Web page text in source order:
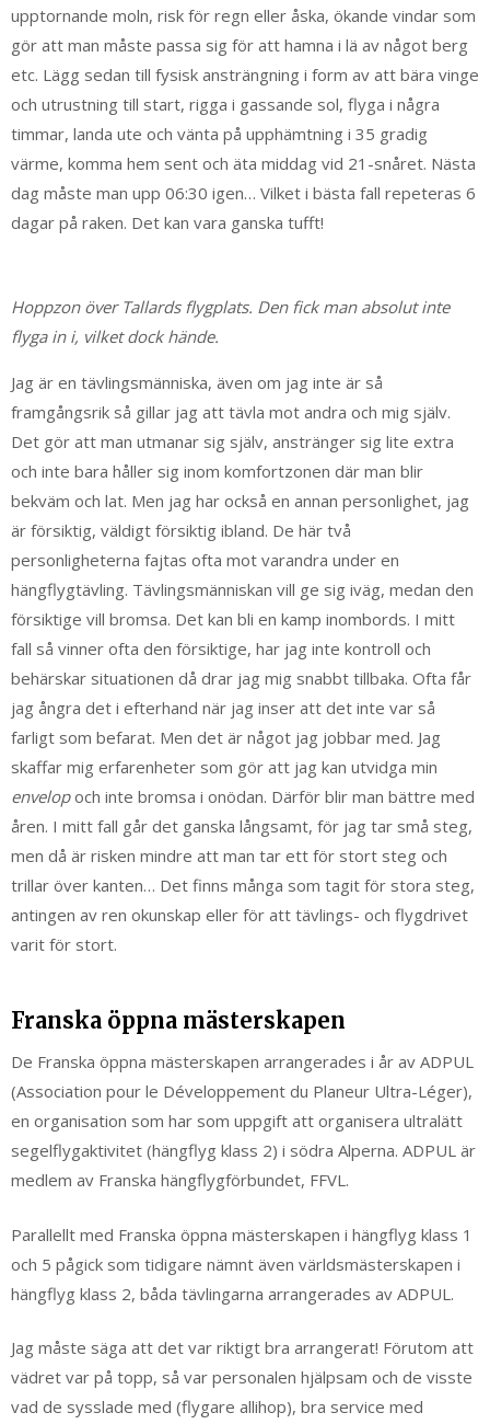
upptornande moln, risk för regn eller åska, ökande vindar som
gör att man måste passa sig för att hamna i lä av något berg
etc. Lägg sedan till fysisk ansträngning i form av att bära vinge
och utrustning till start, rigga i gassande sol, flyga i några
timmar, landa ute och vänta på upphämtning i 35 gradig
värme, komma hem sent och äta middag vid 21-snåret. Nästa
dag måste man upp 06:30 igen… Vilket i bästa fall repeteras 6
dagar på raken. Det kan vara ganska tufft!
Hoppzon över Tallards flygplats. Den fick man absolut inte
flyga in i, vilket dock hände.
Jag är en tävlingsmänniska, även om jag inte är så
framgångsrik så gillar jag att tävla mot andra och mig själv.
Det gör att man utmanar sig själv, anstränger sig lite extra
och inte bara håller sig inom komfortzonen där man blir
bekväm och lat. Men jag har också en annan personlighet, jag
är försiktig, väldigt försiktig ibland. De här två
personligheterna fajtas ofta mot varandra under en
hängflygtävling. Tävlingsmänniskan vill ge sig iväg, medan den
försiktige vill bromsa. Det kan bli en kamp inombords. I mitt
fall så vinner ofta den försiktige, har jag inte kontroll och
behärskar situationen då drar jag mig snabbt tillbaka. Ofta får
jag ångra det i efterhand när jag inser att det inte var så
farligt som befarat. Men det är något jag jobbar med. Jag
skaffar mig erfarenheter som gör att jag kan utvidga min
envelopoch inte bromsa i onödan. Därför blir man bättre med
åren. I mitt fall går det ganska långsamt, för jag tar små steg,
men då är risken mindre att man tar ett för stort steg och
trillar över kanten… Det finns många som tagit för stora steg,
antingen av ren okunskap eller för att tävlings- och flygdrivet
varit för stort.
Franska öppna mästerskapen
De Franska öppna mästerskapen arrangerades i år av ADPUL
(Association pour le Développement du Planeur Ultra-Léger),
en organisation som har som uppgift att organisera ultralätt
segelflygaktivitet (hängflyg klass 2) i södra Alperna. ADPUL är
medlem av Franska hängflygförbundet, FFVL.
Parallellt med Franska öppna mästerskapen i hängflyg klass 1
och 5 pågick som tidigare nämnt även världsmästerskapen i
hängflyg klass 2, båda tävlingarna arrangerades av ADPUL.
Jag måste säga att det var riktigt bra arrangerat! Förutom att
vädret var på topp, så var personalen hjälpsam och de visste
vad de sysslade med (flygare allihop), bra service med